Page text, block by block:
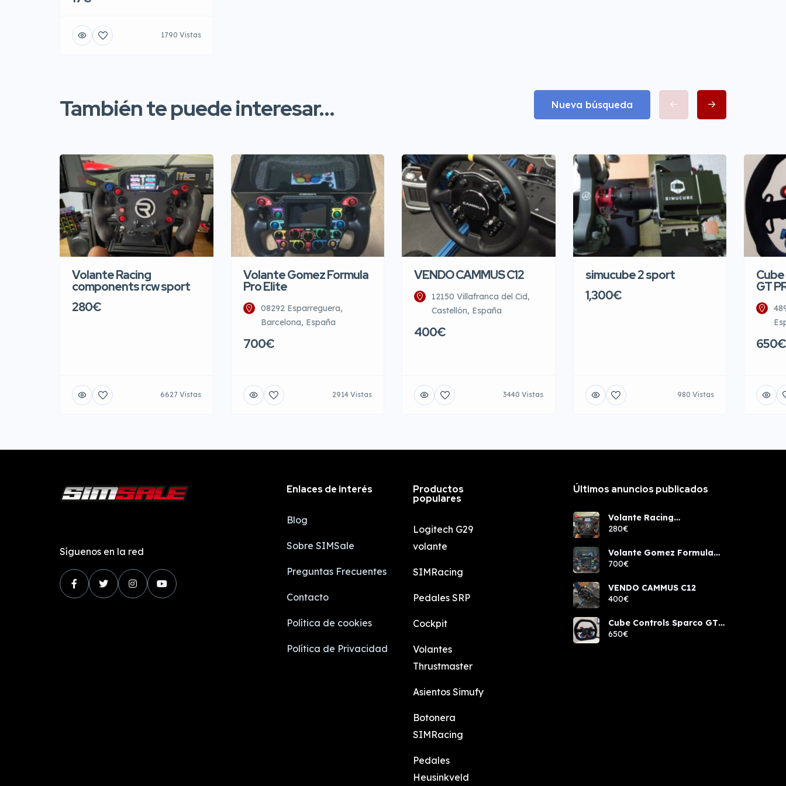
1790 Vistas
También te puede interesar... Nueva búsqueda
Volante Racing
components rcw sport
280€
6627 Vistas
Volante Gomez Formula
Pro Elite
08292 Esparreguera,
Barcelona, España
700€
2914 Vistas
VENDO CAMMUS C12
12150 Villafranca del Cid,
Castellón, España
400€
3440 Vistas
simucube 2 sport
1,300€
980 Vistas
GT
650€
Síguenos en la red
Enlaces de interés
Blog
Sobre SIMSale
Preguntas Frecuentes
Contacto
Política de cookies
Política de Privacidad
Productos
populares
Logitech G29
volante
SIMRacing
Pedales SRP
Cockpit
Volantes
Thrustmaster
Asientos Simufy
Botonera
SIMRacing
Pedales
Heusinkveld
Últimos anuncios publicados
Volante Racing
components rcw sport
280€
Volante Gomez Formula
Pro Elite
700€
VENDO CAMMUS C12
400€
Cube Controls Sparco GT
PRO NUEVO
650€